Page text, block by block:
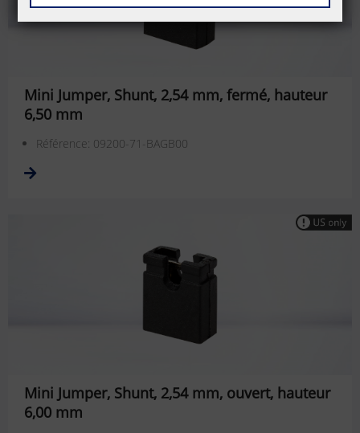
Mini Jumper, Shunt, 2,54 mm, fermé, hauteur
6,50 mm
Référence: 09200-71-BAGB00
Mini Jumper, Shunt, 2,54 mm, ouvert, hauteur
6,00 mm